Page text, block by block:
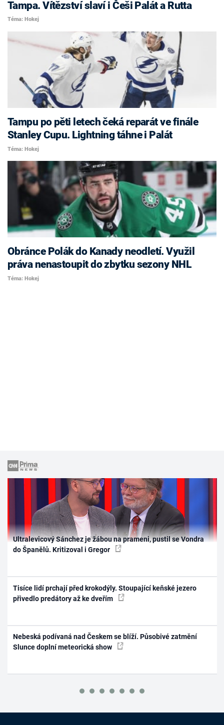
Tampa. Vítězství slaví i Češi Palát a Rutta
Téma: Hokej
Tampu po pěti letech čeká reparát ve finále
Stanley Cupu. Lightning táhne i Palát
Téma: Hokej
Obránce Polák do Kanady neodletí. Využil
práva nenastoupit do zbytku sezony NHL
Téma: Hokej
Ultralevicový Sánchez je žábou na prameni, pustil se Vondra
do Španělů. Kritizoval i Gregor
Tisíce lidí prchají před krokodýly. Stoupající keňské jezero
přivedlo predátory až ke dveřím
Nebeská podívaná nad Českem se blíží. Působivé zatmění
Slunce doplní meteorická show